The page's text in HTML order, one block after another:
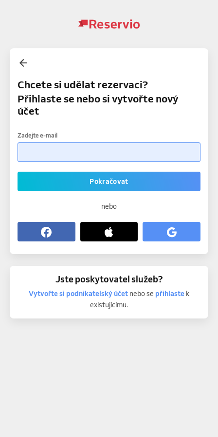
Chcete si udělat rezervaci?
Přihlaste se nebo si vytvořte nový
účet
Zadejte e-mail
Pokračovat
nebo
Jste poskytovatel služeb?
Vytvořte si podnikatelský účetnebo se přihlastek
existujícímu.